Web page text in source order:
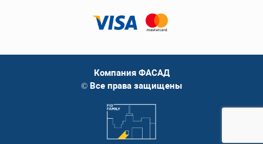
Компания ФАСАД
© Все права защищены